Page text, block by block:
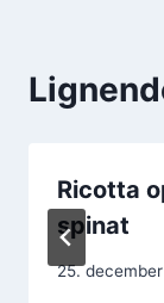
Ricotta
spinat
25.